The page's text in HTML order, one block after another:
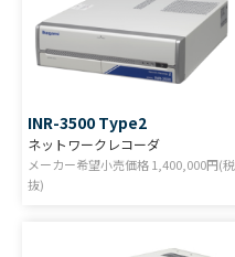
INR-3500 Type2
ネットワークレコーダ
メーカー希望小売価格1,400,000円(税
抜)